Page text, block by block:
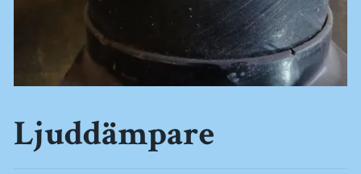
Ljuddämpare